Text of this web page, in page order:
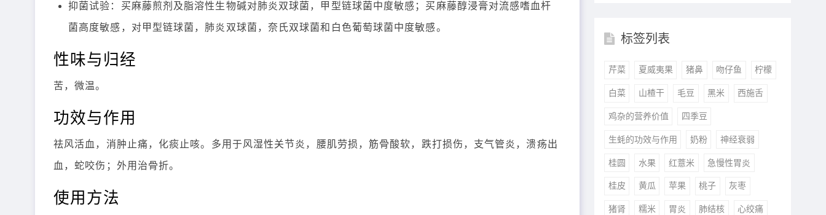
抑菌试验：买麻藤煎剂及脂溶性生物碱对肺炎双球菌，甲型链球菌中度敏感；买麻藤醇浸膏对流感嗜血杆
菌高度敏感，对甲型链球菌，肺炎双球菌，奈氏双球菌和白色葡萄球菌中度敏感。
性味与归经
苦，微温。
功效与作用
祛风活血，消肿止痛，化痰止咳。多用于风湿性关节炎，腰肌劳损，筋骨酸软，跌打损伤，支气管炎，溃疡出
血，蛇咬伤；外用治骨折。
使用方法
标签列表
芹菜 夏威夷果 猪鼻 吻仔鱼 柠檬
白菜 山楂干 毛豆 黑米 西施舌
鸡杂的营养价值 四季豆
生蚝的功效与作用 奶粉 神经衰弱
桂圆 水果 红薏米 急慢性胃炎
桂皮 黄瓜 苹果 桃子 灰枣
猪肾 糯米 胃炎 肺结核 心绞痛